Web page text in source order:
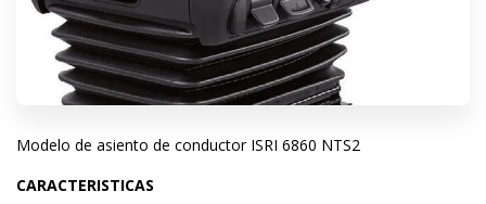
Modelo de asiento de conductor ISRI 6860 NTS2
CARACTERISTICAS